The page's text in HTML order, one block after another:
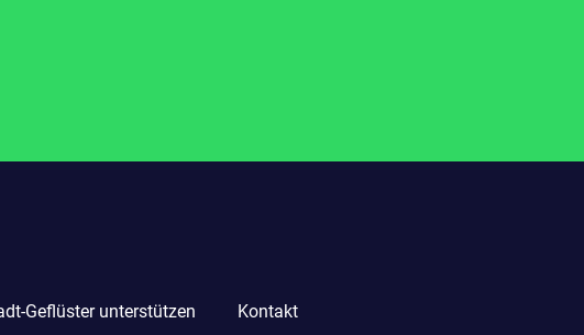
Geflüster unterstützen Kontakt